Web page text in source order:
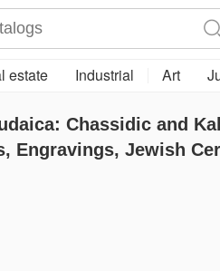
estate Industrial Art
Chassidic and
Engravings, Jewish